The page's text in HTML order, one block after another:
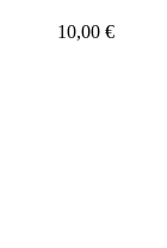
10,00 €